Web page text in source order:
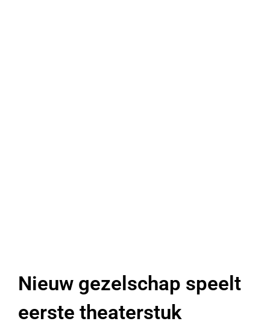
Nieuw gezelschap speelt
eerste theaterstuk